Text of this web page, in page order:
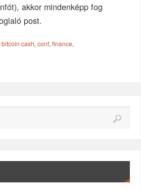
akkor mindenképp fog
post.
bitcoin cash,conf,finance,